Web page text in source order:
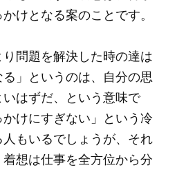
けとなる案のことです。
り問題を解決した時の達は
」というのは、自分の思
はずだ、という意味で
けにすぎない」という冷
もいるでしょうが、それ
想は仕事を全方位から分